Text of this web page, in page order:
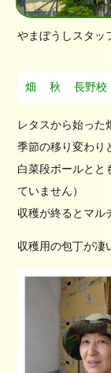
やまぼうしスタッ
畑 秋 長野校
レタスから始った
季節の移り変わり
白菜段ボールとと
ていません）
収穫が終るとマル
収穫用の包丁が凄